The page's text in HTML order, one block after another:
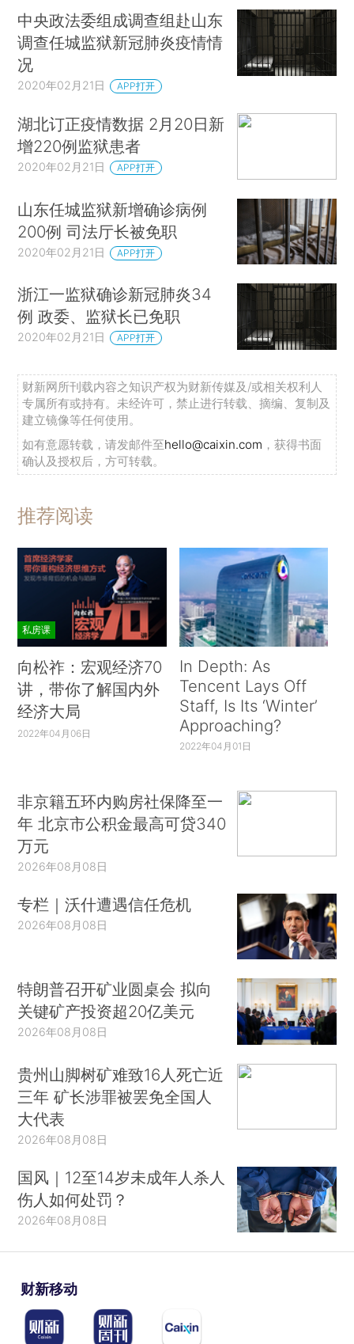
中央政法委组成调查组赴山东
调查任城监狱新冠肺炎疫情情
况
2020年02月21日 APP打开
湖北订正疫情数据 2月20日新
增220例监狱患者
2020年02月21日 APP打开
山东任城监狱新增确诊病例
200例 司法厅长被免职
2020年02月21日 APP打开
浙江一监狱确诊新冠肺炎34
例 政委、监狱长已免职
2020年02月21日 APP打开
财新网所刊载内容之知识产权为财新传媒及/或相关权利人
专属所有或持有。未经许可，禁止进行转载、摘编、复制及
建立镜像等任何使用。
如有意愿转载，请发邮件至hello@caixin.com ，获得书面
确认及授权后，方可转载。
推荐阅读
私房课
向松祚：宏观经济70
讲，带你了解国内外
经济大局
2022年04月06日
In Depth: As
Tencent Lays Off
Staff, Is Its ‘Winter’
Approaching?
2022年04月01日
非京籍五环内购房社保降至一
年 北京市公积金最高可贷340
万元
2026年08月08日
专栏｜沃什遭遇信任危机
2026年08月08日
特朗普召开矿业圆桌会 拟向
关键矿产投资超20亿美元
2026年08月08日
贵州山脚树矿难致16人死亡近
三年 矿长涉罪被罢免全国人
大代表
2026年08月08日
国风｜12至14岁未成年人杀人
伤人如何处罚？
2026年08月08日
财新移动